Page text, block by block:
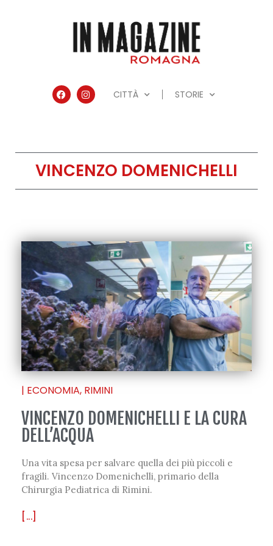
CITTÀ STORIE
VINCENZO DOMENICHELLI
| ECONOMIA, RIMINI
VINCENZO DOMENICHELLI E LA CURA
DELL’ACQUA
Una vita spesa per salvare quella dei più piccoli e
fragili. Vincenzo Domenichelli, primario della
Chirurgia Pediatrica di Rimini.
[...]